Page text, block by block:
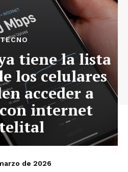
TECNO
tiene la lista
los celulares
acceder a
internet
de 2026